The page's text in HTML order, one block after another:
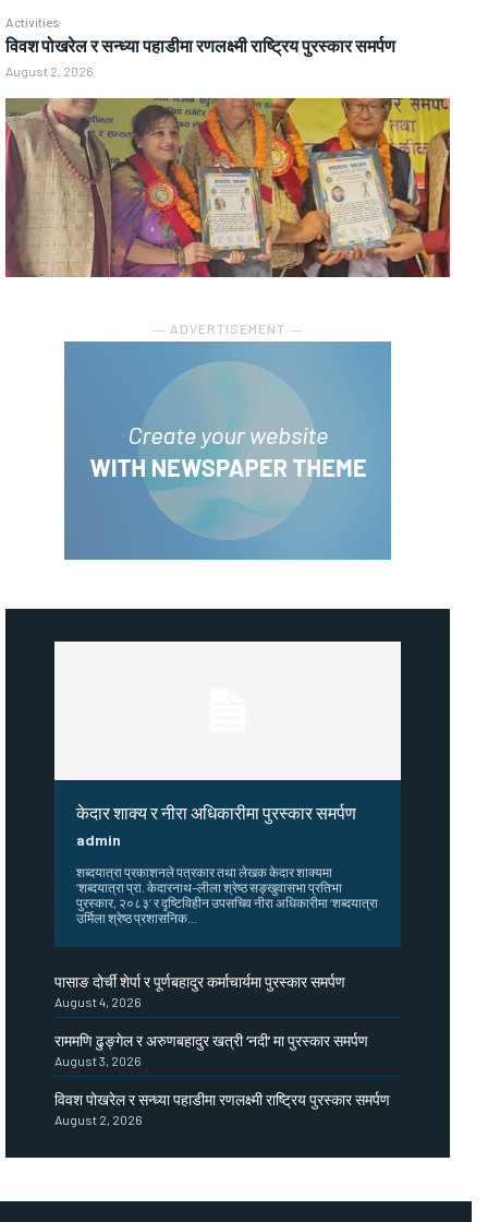
Activities
विवश पोखरेल र सन्ध्या पहाडीमा रणलक्ष्मी राष्ट्रिय पुरस्कार समर्पण
August 2, 2026
― ADVERTISEMENT ―
केदार शाक्य र नीरा अधिकारीमा पुरस्कार समर्पण
admin
शब्दयात्रा प्रकाशनले पत्रकार तथा लेखक केदार शाक्यमा
‘शब्दयात्रा प्रा. केदारनाथ–लीला श्रेष्ठ सङ्खुवासभा प्रतिभा
पुरस्कार, २०८३’ र दृष्टिविहीन उपसचिव नीरा अधिकारीमा ‘शब्दयात्रा
उर्मिला श्रेष्ठ प्रशासनिक...
पासाङ दोर्ची शेर्पा र पूर्णबहादुर कर्माचार्यमा पुरस्कार समर्पण
August 4, 2026
राममणि ढुङ्गेल र अरुणबहादुर खत्री ‘नदी’ मा पुरस्कार समर्पण
August 3, 2026
विवश पोखरेल र सन्ध्या पहाडीमा रणलक्ष्मी राष्ट्रिय पुरस्कार समर्पण
August 2, 2026